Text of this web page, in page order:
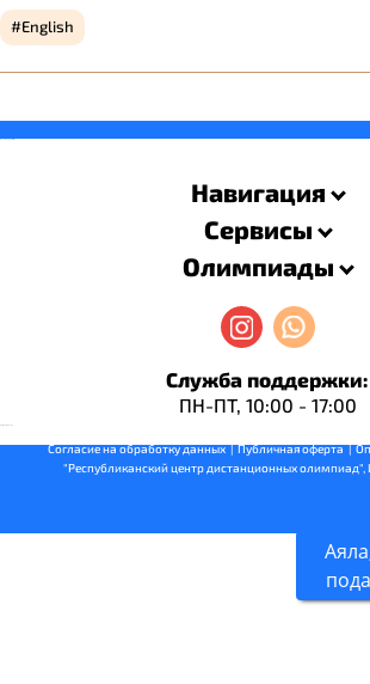
English
Навигация
Сервисы
Олимпиады
Служба поддержки:
ПН-ПТ, 10:00 - 17:00
Согласие на обработку данных
  |
Публичная оферта
  |
"Республиканский центр дистанционных олимпиад",